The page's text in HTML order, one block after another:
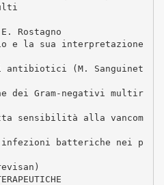
Rostagno
e la sua interpretazione
(M. Sanguinet
dei Gram-negativi multir
sensibilità alla vancom
infezioni batteriche nei p